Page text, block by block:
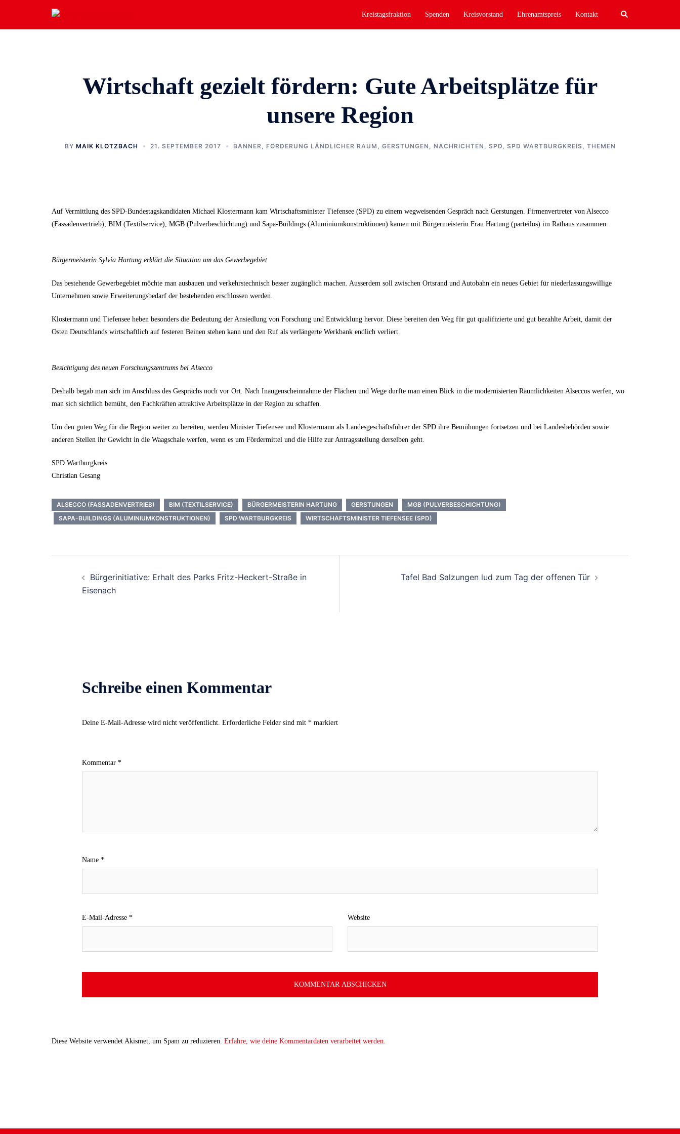
springen
Kreistagsfraktion Spenden Kreisvorstand Ehrenamtspreis Kontakt Search
Wirtschaft gezielt fördern: Gute Arbeitsplätze für
unsere Region
BY MAIK KLOTZBACH 21. SEPTEMBER 2017 BANNER FÖRDERUNG LÄNDLICHER RAUM GERSTUNGEN NACHRICHTEN SPD SPD WARTBURGKREIS THEMEN
Auf Vermittlung des SPD-Bundestagskandidaten Michael Klostermann kam Wirtschaftsminister Tiefensee (SPD) zu einem wegweisenden Gespräch nach Gerstungen. Firmenvertreter von Alsecco
(Fassadenvertrieb), BIM (Textilservice), MGB (Pulverbeschichtung) und Sapa-Buildings (Aluminiumkonstruktionen) kamen mit Bürgermeisterin Frau Hartung (parteilos) im Rathaus zusammen.
Bürgermeisterin Sylvia Hartung erklärt die Situation um das Gewerbegebiet
Das bestehende Gewerbegebiet möchte man ausbauen und verkehrstechnisch besser zugänglich machen. Ausserdem soll zwischen Ortsrand und Autobahn ein neues Gebiet für niederlassungswillige
Unternehmen sowie Erweiterungsbedarf der bestehenden erschlossen werden.
Klostermann und Tiefensee heben besonders die Bedeutung der Ansiedlung von Forschung und Entwicklung hervor. Diese bereiten den Weg für gut qualifizierte und gut bezahlte Arbeit, damit der
Osten Deutschlands wirtschaftlich auf festeren Beinen stehen kann und den Ruf als verlängerte Werkbank endlich verliert.
Besichtigung des neuen Forschungszentrums bei Alsecco
Deshalb begab man sich im Anschluss des Gesprächs noch vor Ort. Nach Inaugenscheinnahme der Flächen und Wege durfte man einen Blick in die modernisierten Räumlichkeiten Alseccos werfen, wo
man sich sichtlich bemüht, den Fachkräften attraktive Arbeitsplätze in der Region zu schaffen.
Um den guten Weg für die Region weiter zu bereiten, werden Minister Tiefensee und Klostermann als Landesgeschäftsführer der SPD ihre Bemühungen fortsetzen und bei Landesbehörden sowie
anderen Stellen ihr Gewicht in die Waagschale werfen, wenn es um Fördermittel und die Hilfe zur Antragsstellung derselben geht.
SPD Wartburgkreis
Christian Gesang
ALSECCO (FASSADENVERTRIEB) BIM (TEXTILSERVICE) BÜRGERMEISTERIN HARTUNG GERSTUNGEN
MGB (PULVERBESCHICHTUNG)
SAPA-BUILDINGS (ALUMINIUMKONSTRUKTIONEN)
SPD WARTBURGKREIS WIRTSCHAFTSMINISTER TIEFENSEE (SPD)
Navigation
Bürgerinitiative: Erhalt des Parks Fritz-Heckert-Straße in
Eisenach
Tafel Bad Salzungen lud zum Tag der offenen Tür
Schreibe einen Kommentar
Deine E-Mail-Adresse wird nicht veröffentlicht. Erforderliche Felder sind mit * markiert
Kommentar *
Name *
E-Mail-Adresse * Website
Diese Website verwendet Akismet, um Spam zu reduzieren. Erfahre, wie deine Kommentardaten verarbeitet werden.